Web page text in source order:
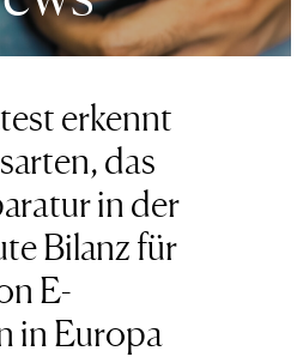
erkennt
das
in der
Bilanz für
E-
in Europa